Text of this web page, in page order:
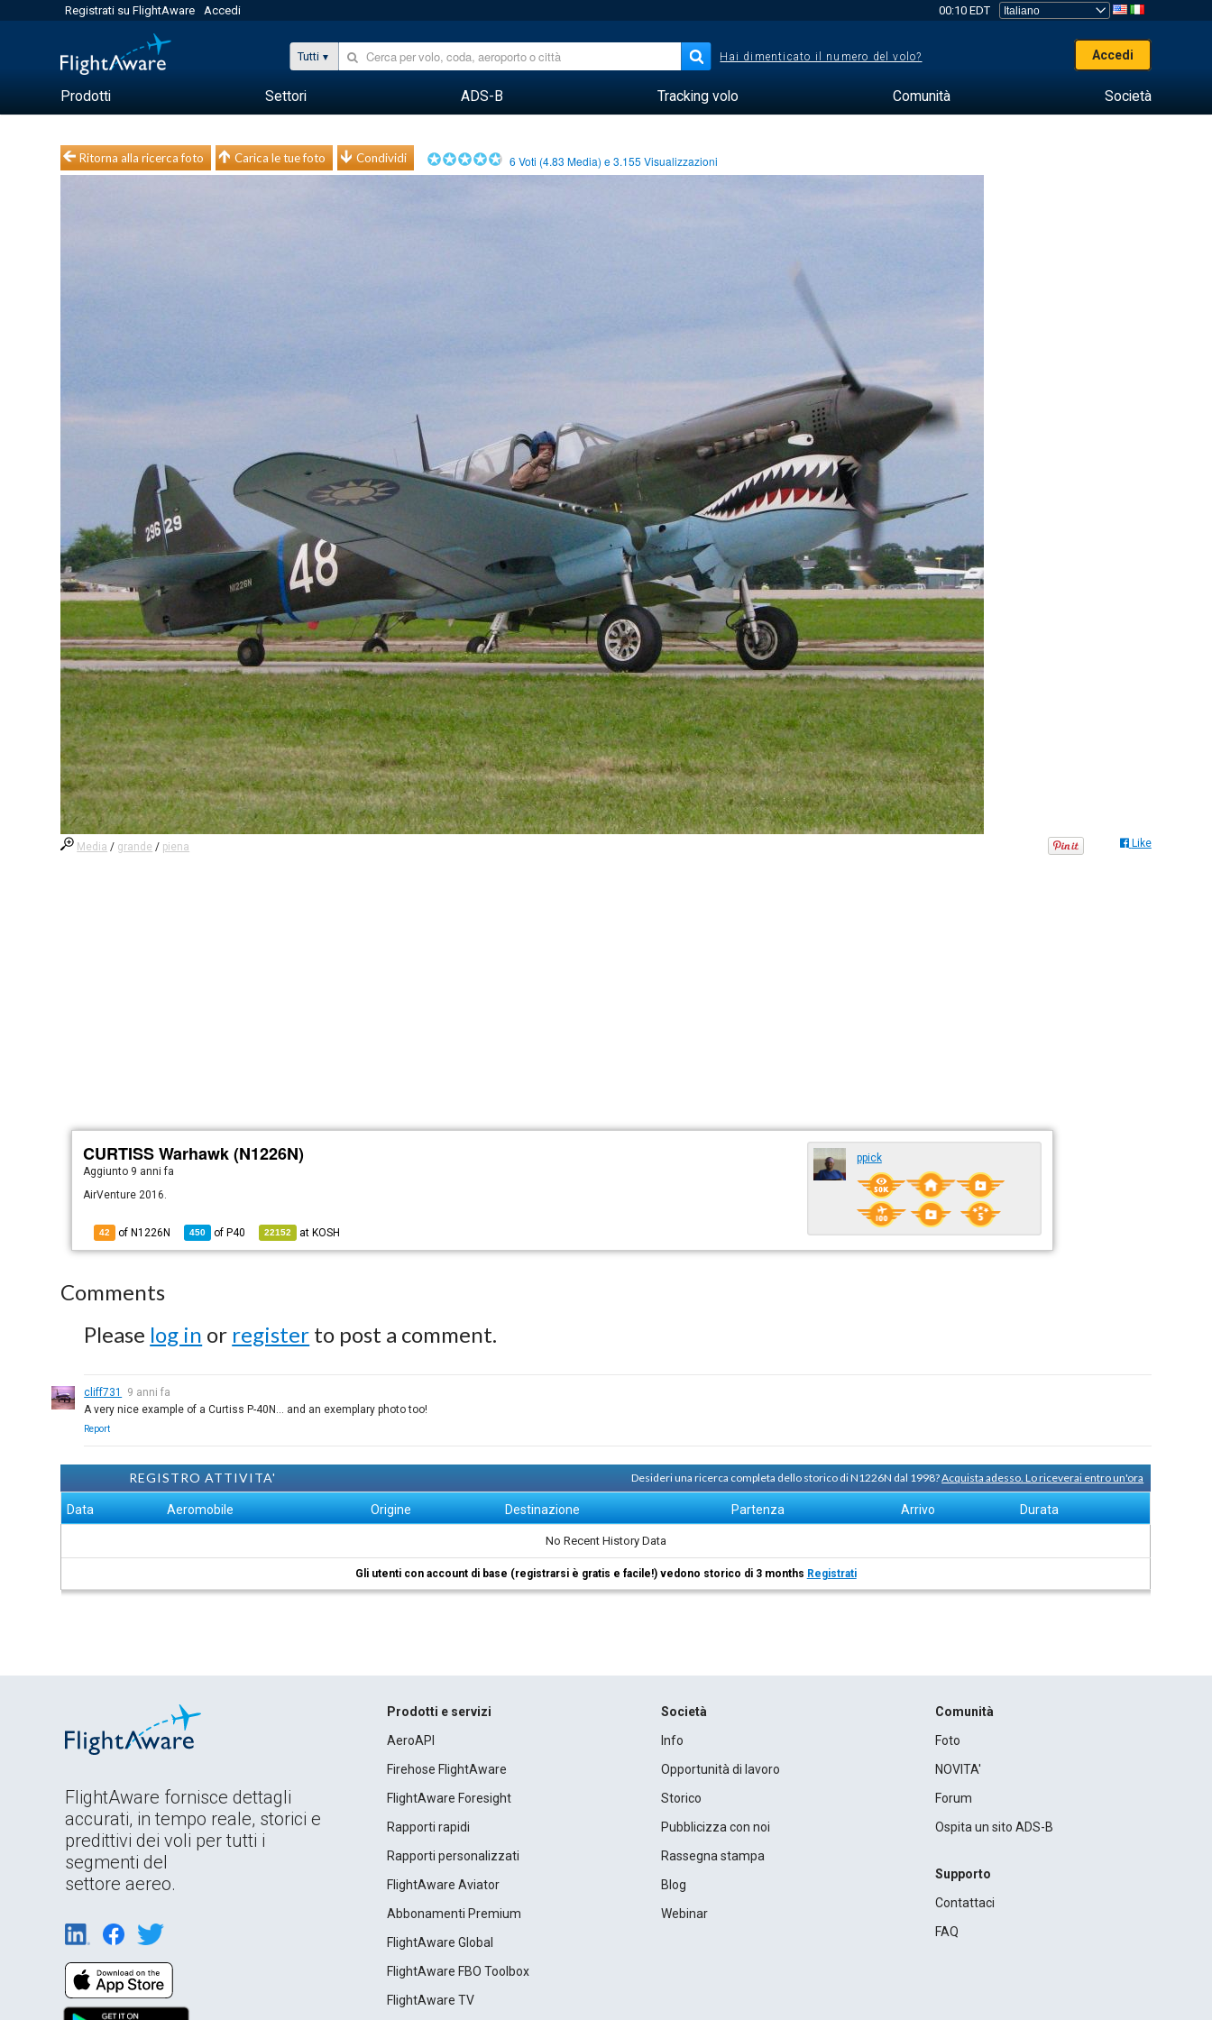
Registrati su FlightAware Accedi 00:10 EDT
Tutti Hai dimenticato il numero del volo? Accedi
Prodotti Settori ADS-B Tracking volo Comunità Società
Ritorna alla ricerca foto Carica le tue foto Condividi 6 Voti (4.83 Media) e3.155 Visualizzazioni
Media / grande / piena Like
CURTISS Warhawk (N1226N)
Aggiunto 9 anni fa
AirVenture 2016.
42 of N1226N 450 of P40 22152 at KOSH
ppick
Comments
Please log in or register to post a comment.
cliff731
9 anni fa
A very nice example of a Curtiss P-40N... and an exemplary photo too!
Report
REGISTRO ATTIVITA' Desideri una ricerca completa dello storico di N1226N dal 1998?Acquista adesso. Lo riceverai entro un'ora
Data Aeromobile Origine Destinazione Partenza Arrivo Durata
No Recent History Data
Gli utenti con account di base (registrarsi è gratis e facile!) vedono storico di 3 months Registrati
FlightAware fornisce dettagli
accurati, in tempo reale, storici e
predittivi dei voli per tutti i
segmenti del
settore aereo.
Prodotti e servizi
AeroAPI
Firehose FlightAware
FlightAware Foresight
Rapporti rapidi
Rapporti personalizzati
FlightAware Aviator
Abbonamenti Premium
FlightAware Global
FlightAware FBO Toolbox
FlightAware TV
Società
Info
Opportunità di lavoro
Storico
Pubblicizza con noi
Rassegna stampa
Blog
Webinar
Comunità
Foto
NOVITA'
Forum
Ospita un sito ADS-B
Supporto
Contattaci
FAQ